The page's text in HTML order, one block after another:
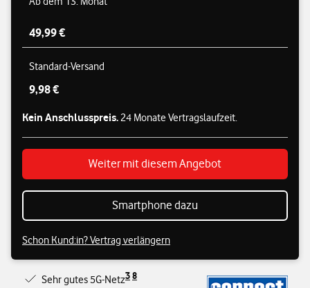
49,99 €
Standard-Versand
9,98 €
Kein Anschlusspreis. 24 Monate Vertragslaufzeit.
Weiter mit diesem Angebot
Smartphone dazu
Schon Kund:in? Vertrag verlängern
Sehr gutes 5G-Netz38